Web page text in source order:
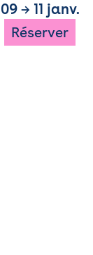
09→ 11 janv.
Réserver